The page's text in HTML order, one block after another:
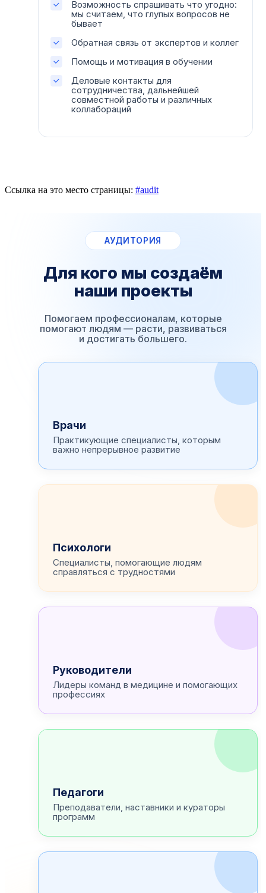
Возможность спрашивать что угодно:
мы считаем, что глупых вопросов не
бывает
Обратная связь от экспертов и коллег
Помощь и мотивация в обучении
Деловые контакты для
сотрудничества, дальнейшей
совместной работы и различных
коллабораций
Ссылка на это место страницы: #audit
АУДИТОРИЯ
Для кого мы создаём
наши проекты
Помогаем профессионалам, которые
помогают людям — расти, развиваться
и достигать большего.
Врачи
Практикующие специалисты, которым
важно непрерывное развитие
Психологи
Специалисты, помогающие людям
справляться с трудностями
Руководители
Лидеры команд в медицине и помогающих
профессиях
Педагоги
Преподаватели, наставники и кураторы
программ